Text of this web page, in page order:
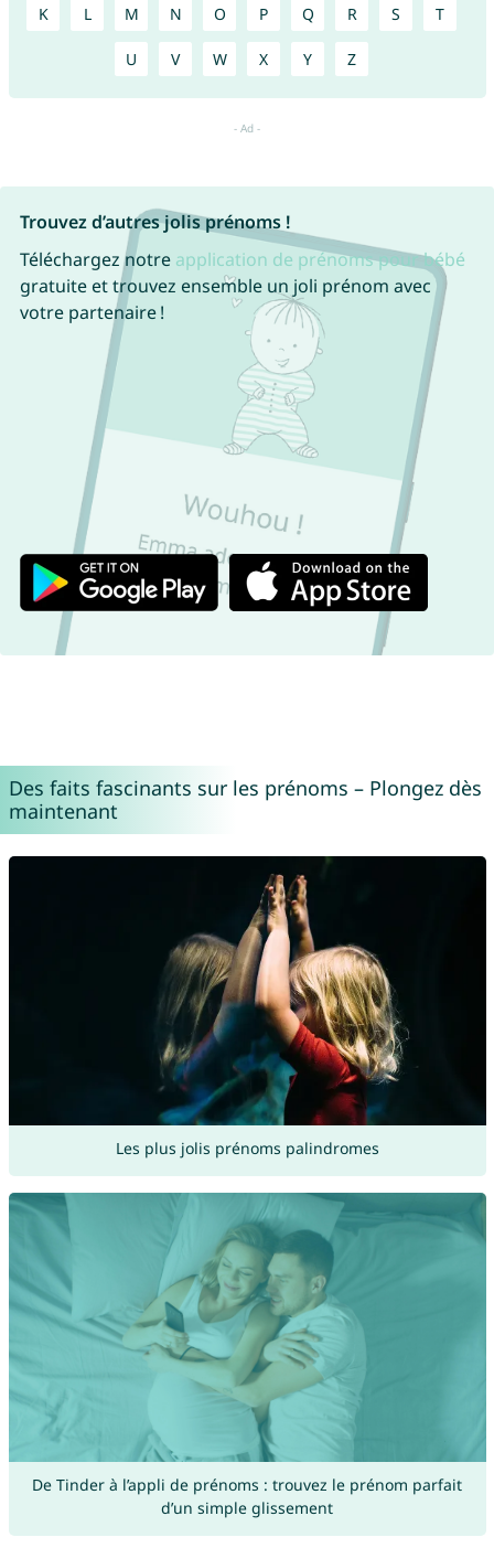
K L M N O P Q R S T
U V W X Y Z
Trouvez d’autres jolis prénoms !
Téléchargez notre application de prénoms pour bébé
gratuite et trouvez ensemble un joli prénom avec
votre partenaire !
Des faits fascinants sur les prénoms – Plongez dès
maintenant
Les plus jolis prénoms palindromes
De Tinder à l’appli de prénoms : trouvez le prénom parfait
d’un simple glissement